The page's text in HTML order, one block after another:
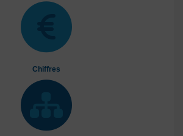
Chiffres